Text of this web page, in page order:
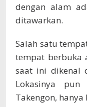
dengan alam
ditawarkan.
Salah satu
tempat berbuka
saat ini dikenal
Lokasinya
Takengon,